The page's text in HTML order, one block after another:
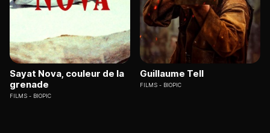
Sayat Nova, couleur de la
grenade
FILMS BIOPIC
Guillaume Tell
FILMS BIOPIC